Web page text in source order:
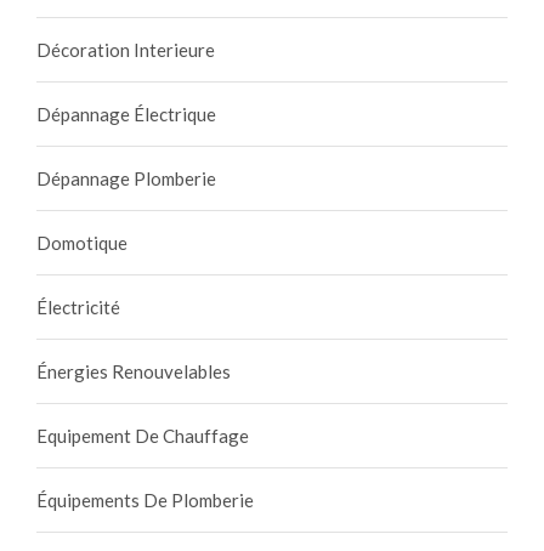
Décoration Interieure
Dépannage Électrique
Dépannage Plomberie
Domotique
Électricité
Énergies Renouvelables
Equipement De Chauffage
Équipements De Plomberie